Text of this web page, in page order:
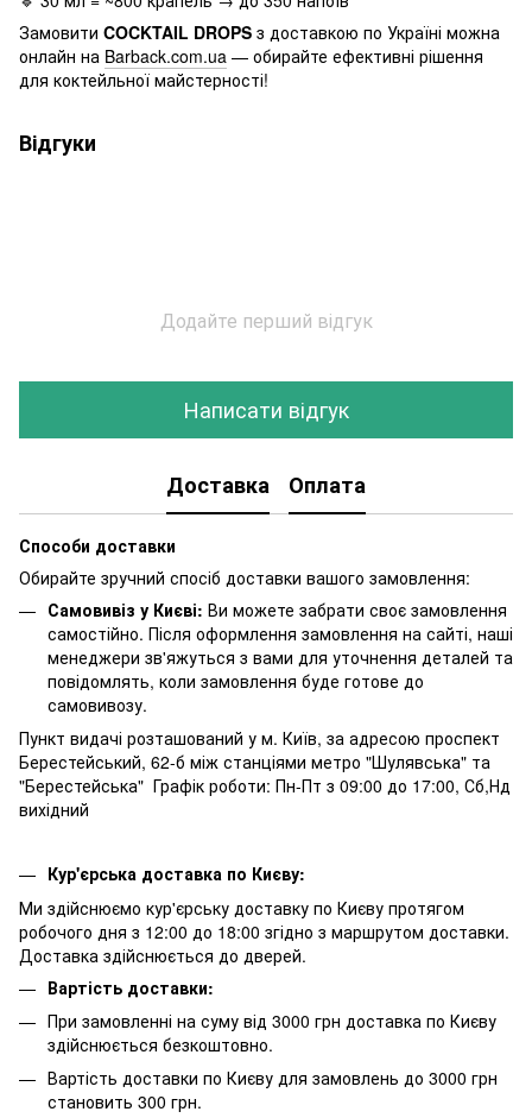
Замовити COCKTAIL DROPS з доставкою по Україні можна
онлайн на Barback.com.ua — обирайте ефективні рішення
для коктейльної майстерності!
Відгуки
Додайте перший відгук
Написати відгук
Доставка Оплата
Способи доставки
Обирайте зручний спосіб доставки вашого замовлення:
Самовивіз у Києві: Ви можете забрати своє замовлення
самостійно. Після оформлення замовлення на сайті, наші
менеджери зв'яжуться з вами для уточнення деталей та
повідомлять, коли замовлення буде готове до
самовивозу.
Пункт видачі розташований у м. Київ, за адресою проспект
Берестейський, 62-б між станціями метро "Шулявська" та
"Берестейська" Графік роботи: Пн-Пт з 09:00 до 17:00, Сб,Нд
вихідний
Кур'єрська доставка по Києву:
Ми здійснюємо кур'єрську доставку по Києву протягом
робочого дня з 12:00 до 18:00 згідно з маршрутом доставки.
Доставка здійснюється до дверей.
Вартість доставки:
При замовленні на суму від 3000 грн доставка по Києву
здійснюється безкоштовно.
Вартість доставки по Києву для замовлень до 3000 грн
становить 300 грн.